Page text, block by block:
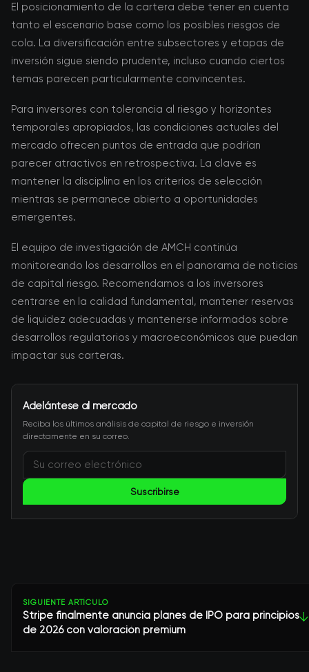
El posicionamiento de la cartera debe tener en cuenta
tanto el escenario base como los posibles riesgos de
cola. La diversificación entre subsectores y etapas de
inversión sigue siendo prudente, incluso cuando ciertos
temas parecen particularmente convincentes.
Para inversores con tolerancia al riesgo y horizontes
temporales apropiados, las condiciones actuales del
mercado ofrecen puntos de entrada que podrían
parecer atractivos en retrospectiva. La clave es
mantener la disciplina en los criterios de selección
mientras se permanece abierto a oportunidades
emergentes.
El equipo de investigación de AMCH continúa
monitoreando los desarrollos en el panorama de noticias
de capital riesgo. Recomendamos a los inversores
centrarse en la calidad fundamental, mantener reservas
de liquidez adecuadas y mantenerse informados sobre
desarrollos regulatorios y macroeconómicos que puedan
impactar sus carteras.
Adelántese al mercado
Reciba los últimos análisis de capital de riesgo e inversión
directamente en su correo.
Suscribirse
SIGUIENTE ARTÍCULO
Stripe finalmente anuncia planes de IPO para principios
de 2026 con valoración premium
↓